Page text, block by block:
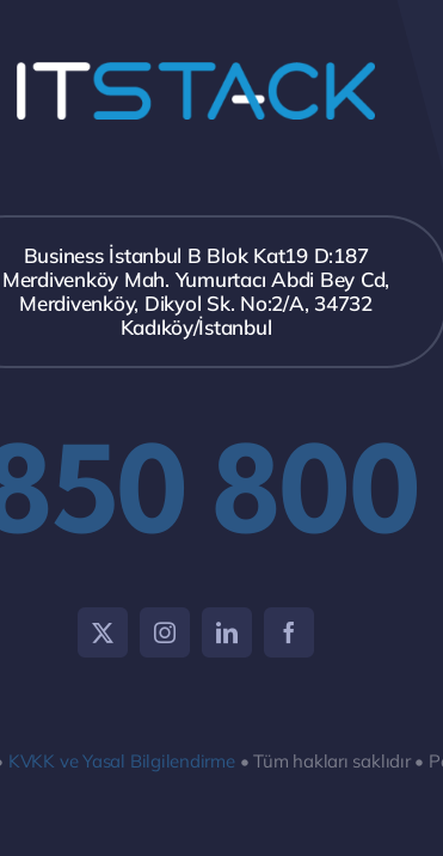
Business İstanbul B Blok Kat19 D:187
Merdivenköy Mah. Yumurtacı Abdi Bey Cd,
Merdivenköy, Dikyol Sk. No:2/A, 34732
Kadıköy/İstanbul
KVKK ve Yasal Bilgilendirme• Tüm hakları saklıdır •